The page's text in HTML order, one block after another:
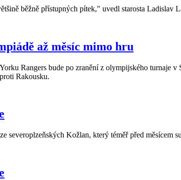
běžně přístupných pítek," uvedl starosta Ladislav
až měsíc mimo hru
Rangers bude po zranění z olympijského turnaje
Rakousku.
severoplzeňských Kožlan, který téměř před měsícem